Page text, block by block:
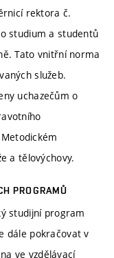
rektora č.
studium a studentů
Tato vnitřní norma
služeb.
uchazečům o
a tělovýchovy.
PROGRAMŮ
studijní program
dále pokračovat v
ve vzdělávací